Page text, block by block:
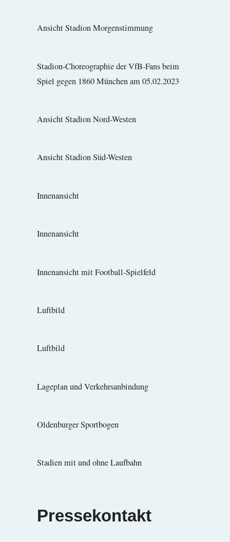
Ansicht Stadion Morgenstimmung
Stadion-Choreographie der VfB-Fans beim
Spiel gegen 1860 München am 05.02.2023
Ansicht Stadion Nord-Westen
Ansicht Stadion Süd-Westen
Innenansicht
Innenansicht
Innenansicht mit Football-Spielfeld
Luftbild
Luftbild
Lageplan und Verkehrsanbindung
Oldenburger Sportbogen
Stadien mit und ohne Laufbahn
Pressekontakt